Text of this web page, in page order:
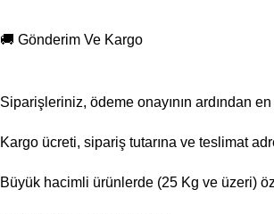
🚚 Gönderim Ve Kargo
Siparişleriniz, ödeme onayının ardından
Kargo ücreti, sipariş tutarına ve teslimat
Büyük hacimli ürünlerde (25 Kg ve üzeri)